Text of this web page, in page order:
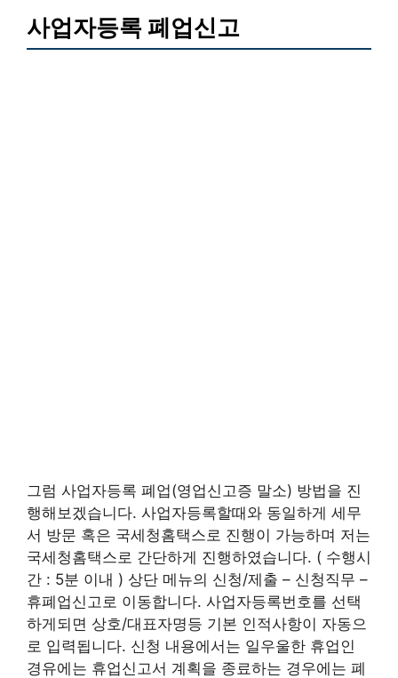
사업자등록 폐업신고
그럼 사업자등록 폐업(영업신고증 말소) 방법을 진
행해보겠습니다. 사업자등록할때와 동일하게 세무
서 방문 혹은 국세청홈택스로 진행이 가능하며 저는
국세청홈택스로 간단하게 진행하였습니다. ( 수행시
간 : 5분 이내 ) 상단 메뉴의 신청/제출 – 신청직무 –
휴폐업신고로 이동합니다. 사업자등록번호를 선택
하게되면 상호/대표자명등 기본 인적사항이 자동으
로 입력됩니다. 신청 내용에서는 일우울한 휴업인
경유에는 휴업신고서 계획을 종료하는 경우에는 폐